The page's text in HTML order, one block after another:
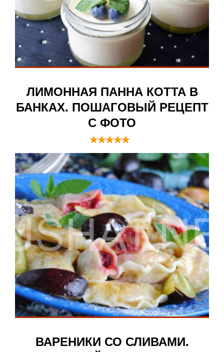
ЛИМОННАЯ ПАННА КОТТА В
БАНКАХ. ПОШАГОВЫЙ РЕЦЕПТ
С ФОТО
ВАРЕНИКИ СО СЛИВАМИ.